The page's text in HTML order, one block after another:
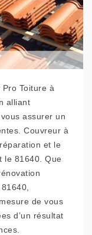
Toiture à
alliant
assurer un
Couvreur à
et le
le 81640. Que
de vous
d’un résultat